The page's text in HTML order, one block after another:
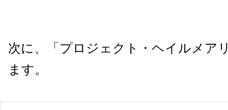
次に、「プロジェクト・ヘイルメア
ます。